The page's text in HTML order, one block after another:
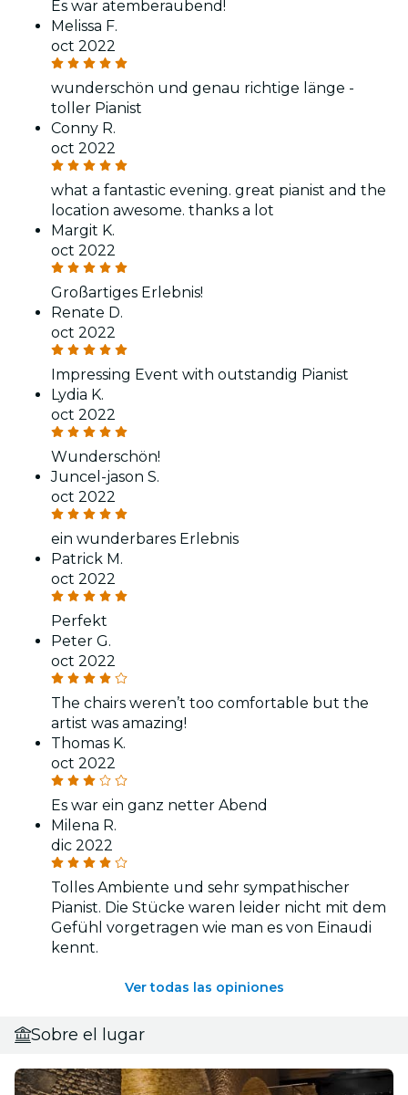
Es war atemberaubend!
Melissa F.
oct 2022
wunderschön und genau richtige länge -
toller Pianist
Conny R.
oct 2022
what a fantastic evening. great pianist and the
location awesome. thanks a lot
Margit K.
oct 2022
Großartiges Erlebnis!
Renate D.
oct 2022
Impressing Event with outstandig Pianist
Lydia K.
oct 2022
Wunderschön!
Juncel-jason S.
oct 2022
ein wunderbares Erlebnis
Patrick M.
oct 2022
Perfekt
Peter G.
oct 2022
The chairs weren’t too comfortable but the
artist was amazing!
Thomas K.
oct 2022
Es war ein ganz netter Abend
Milena R.
dic 2022
Tolles Ambiente und sehr sympathischer
Pianist. Die Stücke waren leider nicht mit dem
Gefühl vorgetragen wie man es von Einaudi
kennt.
Ver todas las opiniones
Sobre el lugar